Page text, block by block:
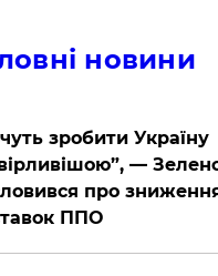
новини
зробити Україну
—
про
ППО